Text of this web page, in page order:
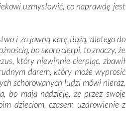
uzmysłowić, co naprawdę jest
i za jawną karę Bożą, dlatego do
bo skoro cierpi, to znaczy, że
który niewinnie cierpiąc, zbawił
darem, który może wyprosić
schorowanych ludzi mówi nieraz,
bo mają nadzieję, że przez swoje
dzieciom, czasem uzdrowienie z